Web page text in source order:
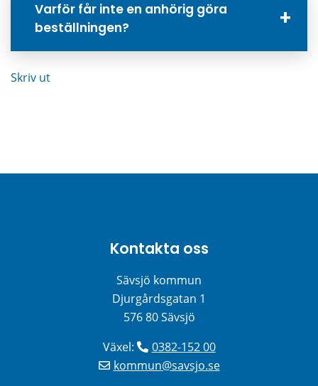
Varför får inte en anhörig göra
beställningen?
Skriv ut
Kontakta oss
Sävsjö kommun
Djurgårdsgatan 1
576 80 Sävsjö
Växel:
0382-152 00
kommun@savsjo.se